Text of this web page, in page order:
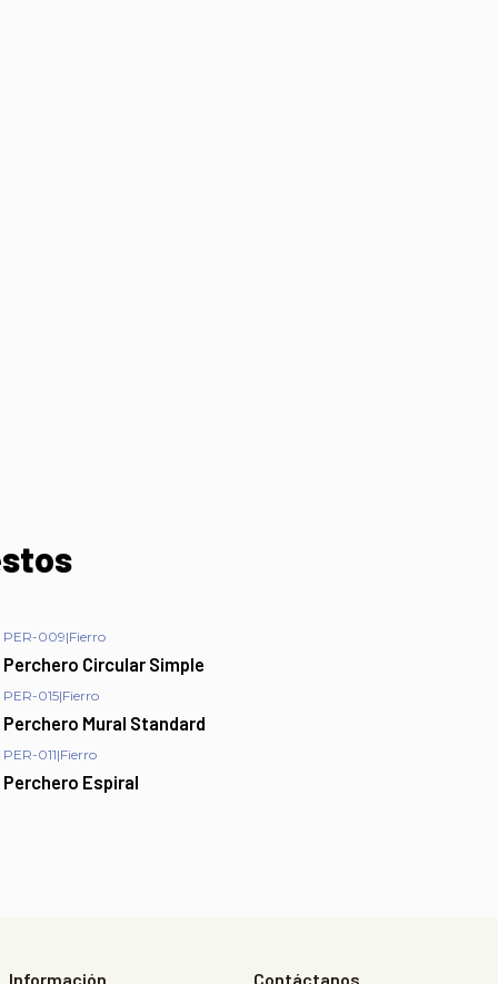
PER-009|Fierro
Perchero Circular Simple
PER-015|Fierro
Perchero Mural Standard
PER-011|Fierro
Perchero Espiral
Información Contáctanos